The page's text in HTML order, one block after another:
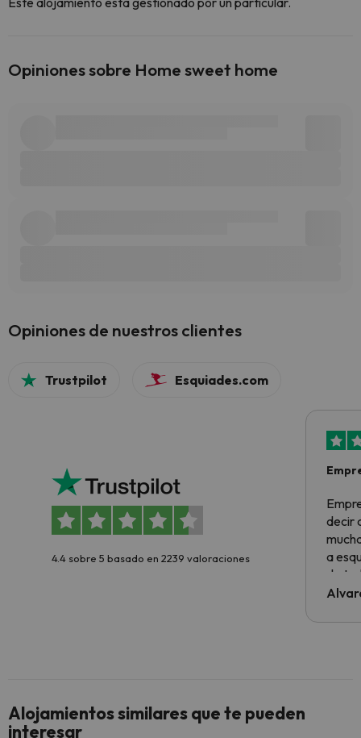
Opiniones sobre Home sweet home
Opiniones de nuestros clientes
Trustpilot Esquiades.com
4.4 sobre 5 basado en 2239 valoraciones
decir
a
de
al
culpa
Alojamientos similares que te pueden
interesar